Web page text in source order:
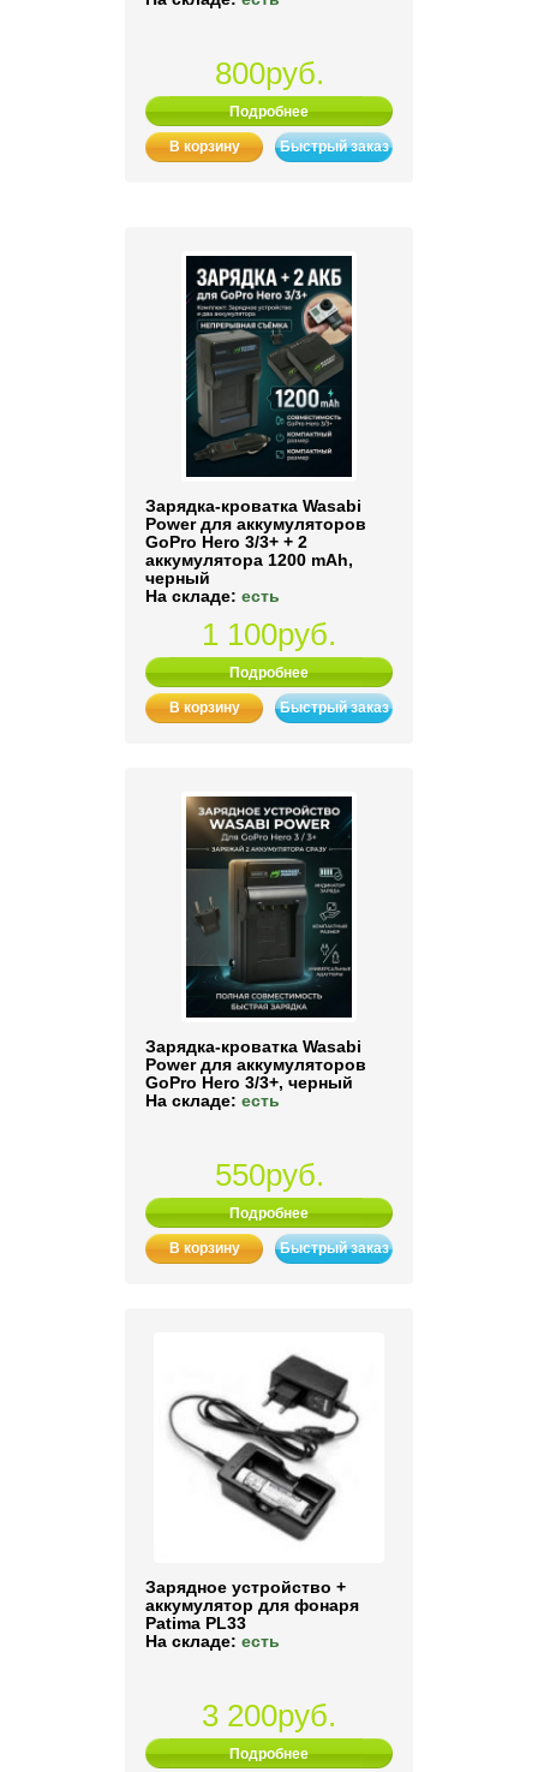
800руб.
Подробнее
В корзину Быстрый заказ
Зарядка-кроватка Wasabi
Power для аккумуляторов
GoPro Hero 3/3+ + 2
аккумулятора 1200 mAh,
черный
На складе: есть
1 100руб.
Подробнее
В корзину Быстрый заказ
Зарядка-кроватка Wasabi
Power для аккумуляторов
GoPro Hero 3/3+, черный
На складе: есть
550руб.
Подробнее
В корзину Быстрый заказ
Зарядное устройство +
аккумулятор для фонаря
Patima PL33
На складе: есть
3 200руб.
Подробнее